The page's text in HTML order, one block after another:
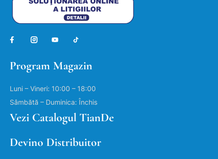
Program Magazin
Luni – Vineri: 10:00 – 18:00
Sâmbătă – Duminica: Închis
Vezi Catalogul TianDe
Devino Distribuitor